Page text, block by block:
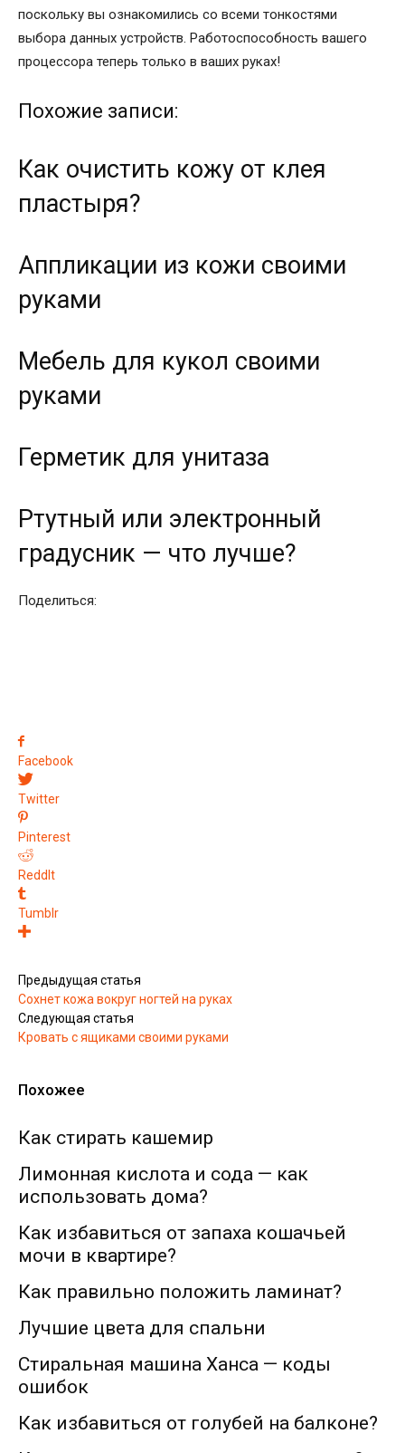
поскольку вы ознакомились со всеми тонкостями
выбора данных устройств. Работоспособность вашего
процессора теперь только в ваших руках!
Похожие записи:
Как очистить кожу от клея
пластыря?
Аппликации из кожи своими
руками
Мебель для кукол своими
руками
Герметик для унитаза
Ртутный или электронный
градусник — что лучше?
Поделиться:
Facebook
Twitter
Pinterest
ReddIt
Tumblr
Предыдущая статья
Сохнет кожа вокруг ногтей на руках
Следующая статья
Кровать с ящиками своими руками
Похожее
Как стирать кашемир
Лимонная кислота и сода — как
использовать дома?
Как избавиться от запаха кошачьей
мочи в квартире?
Как правильно положить ламинат?
Лучшие цвета для спальни
Стиральная машина Ханса — коды
ошибок
Как избавиться от голубей на балконе?